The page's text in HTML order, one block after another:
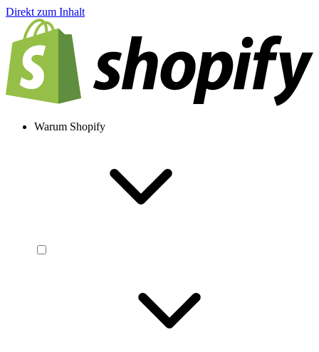
Direkt zum Inhalt
Warum Shopify